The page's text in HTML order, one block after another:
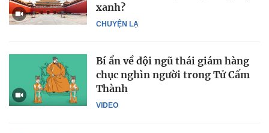
CHUYỆN LẠ
xanh?
VIDEO
Bí ẩn về đội ngũ thái giám hàng
chục nghìn người trong Tử Cấm
Thành